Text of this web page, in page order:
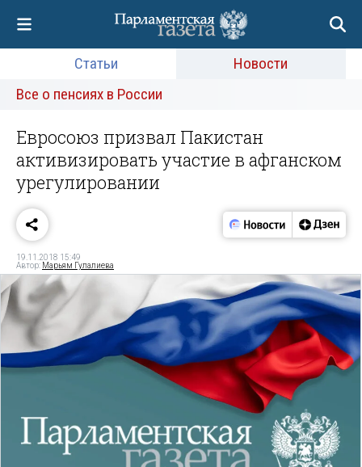
Статьи
Новости
Все о пенсиях в России
Евросоюз призвал Пакистан
активизировать участие в афганском
урегулировании
19.11.2018 15:49
Автор: Марьям Гулалиева